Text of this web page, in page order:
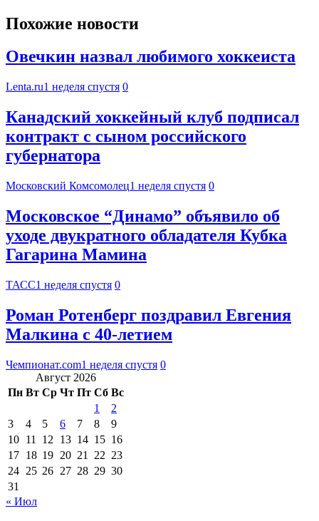
Похожие новости
Овечкин назвал любимого хоккеиста
Lenta.ru1 неделя спустя 0
Канадский хоккейный клуб подписал
контракт с сыном российского
губернатора
Московский Комсомолец1 неделя спустя 0
Московское “Динамо” объявило об
уходе двукратного обладателя Кубка
Гагарина Мамина
ТАСС1 неделя спустя 0
Роман Ротенберг поздравил Евгения
Малкина с 40-летием
Чемпионат.com1 неделя спустя 0
Август 2026
Пн Вт Ср Чт Пт Сб Вс
1
2
3
4 5 6 7 8
9
10 11 12 13 14 15 16
17 18 19 20 21 22 23
24 25 26 27 28 29 30
31
« Июл